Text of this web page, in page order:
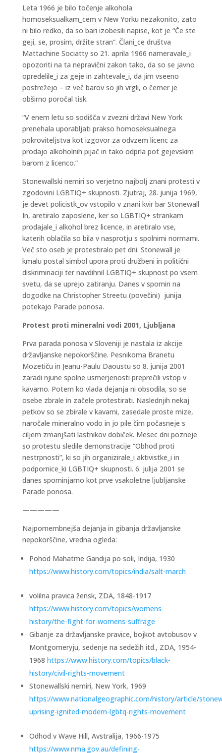
Leta 1966 je bilo točenje alkohola
homoseksualkam_cem v New Yorku nezakonito, zato
ni bilo redko, da so bari izobesili napise, kot je “Če ste
geji, se, prosim, držite stran”. Člani_ce društva
Mattachine Sociatty so 21. aprila 1966 nameravale_i
opozoriti na ta nepravični zakon tako, da so se javno
opredelile_i za geje in zahtevale_i, da jim vseeno
postrežejo – iz več barov so jih vrgli, o čemer je
obširno poročal tisk.
“V enem letu so sodišča v zvezni državi New York
prenehala uporabljati prakso homoseksualnega
pokroviteljstva kot izgovor za odvzem licenc za
prodajo alkoholnih pijač in tako odprla pot gejevskim
barom z licenco.”
Stonewallski nemiri so verjetno najbolj znani protesti v
zgodovini LGBTIQ+ skupnosti. Zjutraj, 28. junija 1969,
je devet policistk_ov vstopilo v znani kvir bar Stonewall
In, aretiralo zaposlene, ker so LGBTIQ+ strankam
prodajale_i alkohol brez licence, in aretiralo vse,
katerih oblačila so bila v nasprotju s spolnimi normami.
Več sto oseb je protestiralo pet dni. Stonewall je
kmalu postal simbol upora proti družbeni in politični
diskriminaciji ter navdihnil LGBTIQ+ skupnost po vsem
svetu, da se uprejo zatiranju. Danes v spomin na
dogodke na Christopher Streetu (povečini) junija
potekajo Parade ponosa.
Protest proti mineralni vodi 2001, Ljubljana
Prva parada ponosa v Sloveniji je nastala iz akcije
državljanske nepokorščine. Pesnikoma Branetu
Mozetiču in Jeanu-Paulu Daoustu so 8. junija 2001
zaradi njune spolne usmerjenosti preprečili vstop v
kavarno. Potem ko vlada dejanja ni obsodila, so se
osebe zbrale in začele protestirati. Naslednjih nekaj
petkov so se zbirale v kavarni, zasedale proste mize,
naročale mineralno vodo in jo pile čim počasneje s
ciljem zmanjšati lastnikov dobiček. Mesec dni pozneje
so protestu sledile demonstracije “Obhod proti
nestrpnosti”, ki so jih organizirale_i aktivistke_i in
podpornice_ki LGBTIQ+ skupnosti. 6. julija 2001 se
danes spominjamo kot prve vsakoletne ljubljanske
Parade ponosa.
—————
Najpomembnejša dejanja in gibanja državljanske
nepokorščine, vredna ogleda:
Pohod Mahatme Gandija po soli, Indija, 1930
https://www.history.com/topics/india/salt-march
volilna pravica žensk, ZDA, 1848-1917
https://www.history.com/topics/womens-
history/the-fight-for-womens-suffrage
Gibanje za državljanske pravice, bojkot avtobusov v
Montgomeryju, sedenje na sedežih itd., ZDA, 1954-
1968 https://www.history.com/topics/black-
history/civil-rights-movement
Stonewallski nemiri, New York, 1969
https://www.nationalgeographic.com/history/article/
uprising-ignited-modern-lgbtq-rights-movement
Odhod v Wave Hill, Avstralija, 1966-1975
https://www.nma.gov.au/defining-